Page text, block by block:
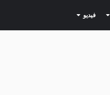
(current) فيديو (current)